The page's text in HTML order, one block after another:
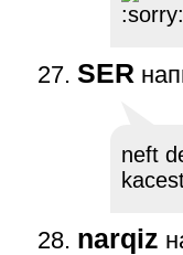
SER
neft
narqiz